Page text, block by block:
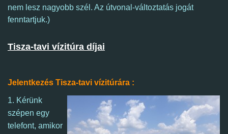
nem lesz nagyobb szél. Az útvonal-változtatás jogát
fenntartjuk.)
Tisza-tavi vízitúra díjai
Jelentkezés Tisza-tavi vízitúrára :
1. Kérünk
szépen egy
telefont, amikor